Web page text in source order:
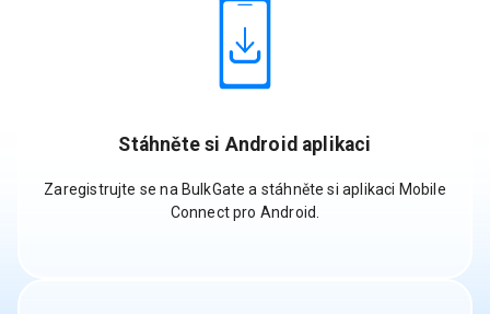
Stáhněte si Android aplikaci
Zaregistrujte se na BulkGate a stáhněte si aplikaci Mobile
Connect pro Android.